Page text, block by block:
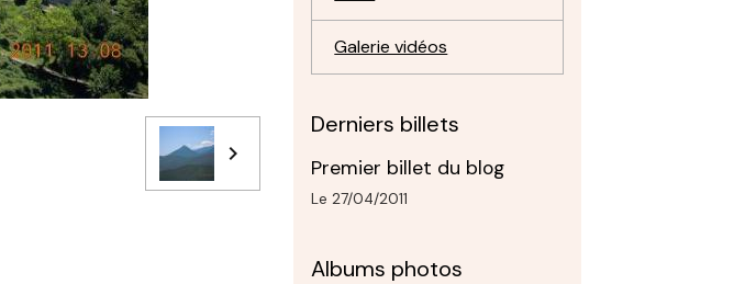
Galerie vidéos
Derniers billets
Premier billet du blog
Le 27/04/2011
Albums photos